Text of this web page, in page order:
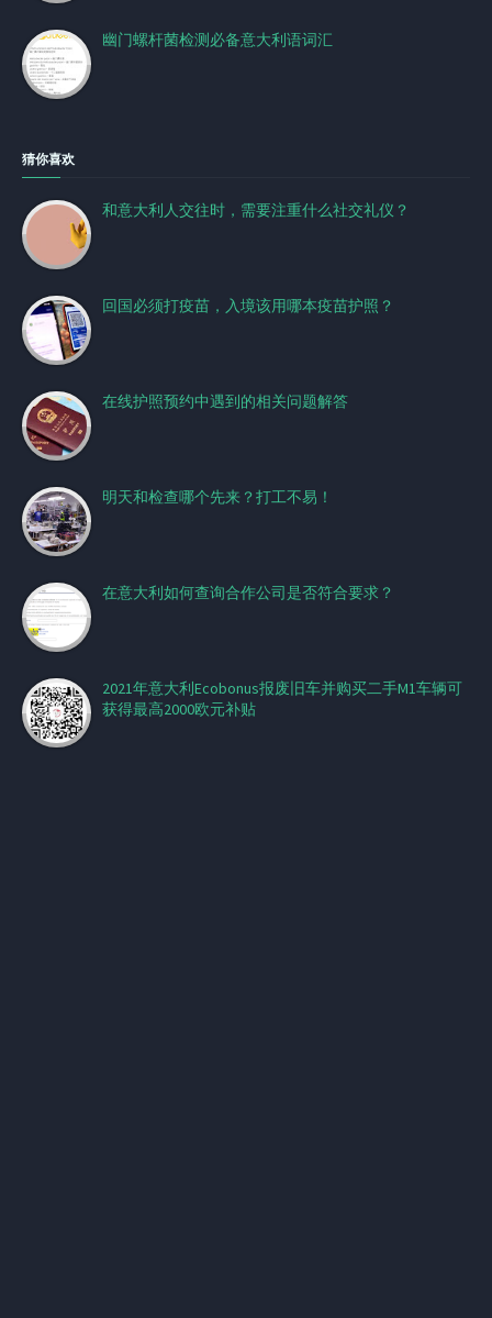
幽门螺杆菌检测必备意大利语词汇
猜你喜欢
和意大利人交往时，需要注重什么社交礼仪？
回国必须打疫苗，入境该用哪本疫苗护照？
在线护照预约中遇到的相关问题解答
明天和检查哪个先来？打工不易！
在意大利如何查询合作公司是否符合要求？
2021年意大利Ecobonus报废旧车并购买二手M1车辆可
获得最高2000欧元补贴